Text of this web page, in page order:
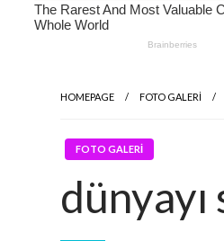
HOMEPAGE FOTO GALERİ
FOTO GALERİ
dünyayı